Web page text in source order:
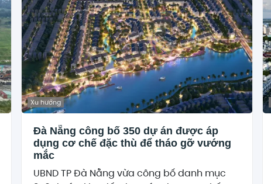
Xu hướng
Đà Nẵng công bố 350 dự án được áp
dụng cơ chế đặc thù để tháo gỡ vướng
mắc
UBND TP Đà Nẵng vừa công bố danh mục